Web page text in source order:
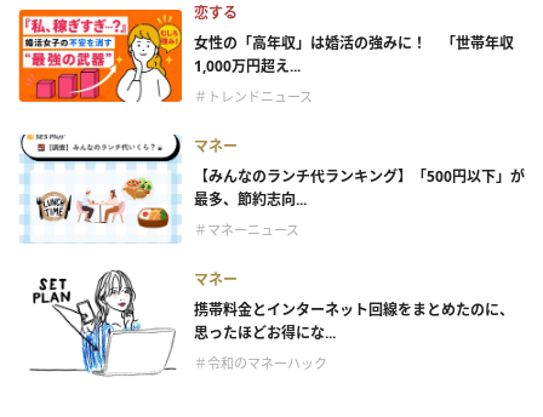
恋する
女性の「高年収」は婚活の強みに！ 「世帯年収
1,000万円超え...
＃トレンドニュース
マネー
【みんなのランチ代ランキング】「500円以下」が
最多、節約志向...
＃マネーニュース
マネー
携帯料金とインターネット回線をまとめたのに、
思ったほどお得にな...
＃令和のマネーハック